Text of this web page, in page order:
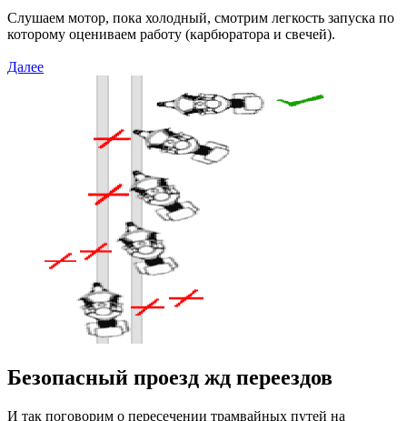
Слушаем мотор, пока холодный, смотрим легкость запуска по
которому оцениваем работу (карбюратора и свечей).
Далее
Безопасный проезд жд переездов
И так поговорим о пересечении трамвайных путей на